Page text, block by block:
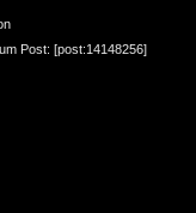
Post: [post:14148256]